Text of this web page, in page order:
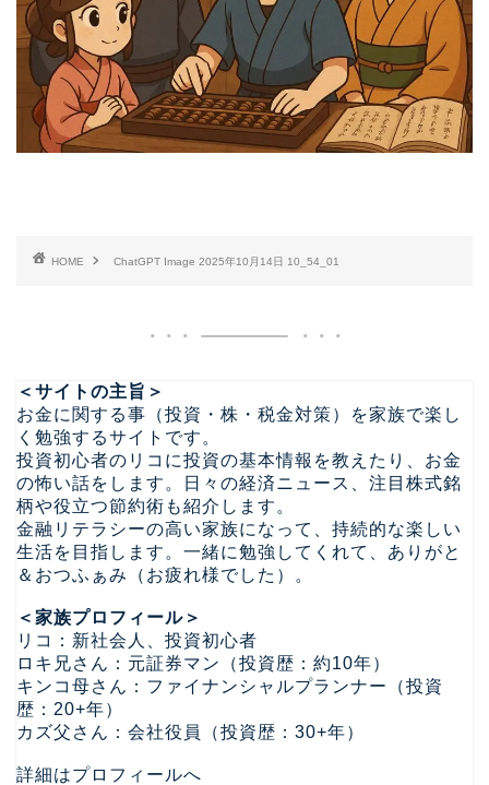
HOME ChatGPT Image 2025年10月14日 10_54_01
＜サイトの主旨＞
お金に関する事（投資・株・税金対策）を家族で楽し
く勉強するサイトです。
投資初心者のリコに投資の基本情報を教えたり、お金
の怖い話をします。日々の経済ニュース、注目株式銘
柄や役立つ節約術も紹介します。
金融リテラシーの高い家族になって、持続的な楽しい
生活を目指します。一緒に勉強してくれて、ありがと
＆おつふぁみ（お疲れ様でした）。
＜家族プロフィール＞
リコ：新社会人、投資初心者
ロキ兄さん：元証券マン（投資歴：約10年）
キンコ母さん：ファイナンシャルプランナー（投資
歴：20+年）
カズ父さん：会社役員（投資歴：30+年）
詳細はプロフィールへ